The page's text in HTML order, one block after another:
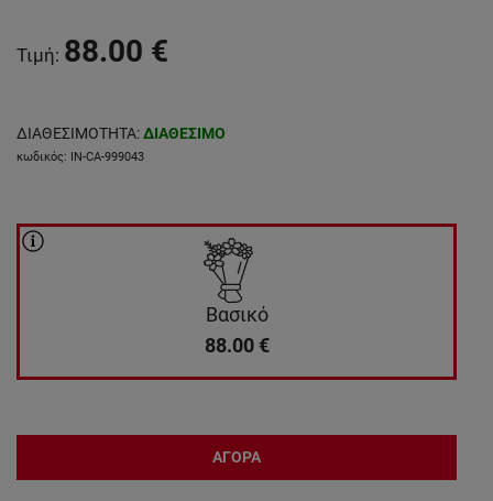
Τιμή: 88.00 €
ΔΙΑΘΕΣΙΜΟΤΗΤΑ:ΔΙΑΘΕΣΙΜΟ
κωδικός: IN-CA-999043
Βασικό
88.00 €
ΑΓΟΡΑ